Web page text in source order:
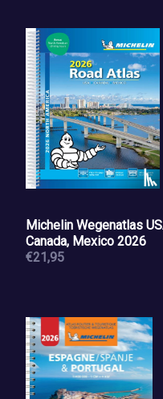
Michelin Wegenatlas
Canada, Mexico 2026
€21,95